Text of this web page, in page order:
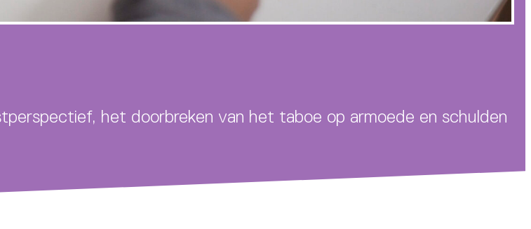
het doorbreken van het taboe op armoede en schulden